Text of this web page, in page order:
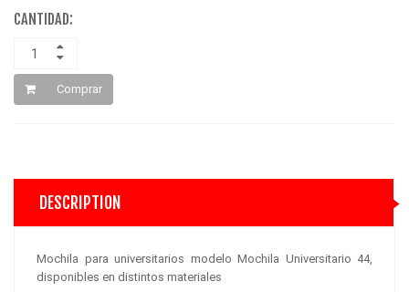
CANTIDAD:
Comprar
DESCRIPTION
Mochila para universitarios modelo Mochila Universitario 44,
disponibles en distintos materiales